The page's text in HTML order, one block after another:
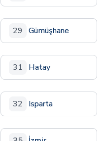
29 Gümüşhane
31 Hatay
32 Isparta